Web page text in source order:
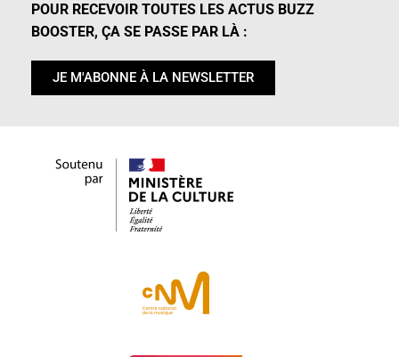
POUR RECEVOIR TOUTES LES ACTUS BUZZ
BOOSTER, ÇA SE PASSE PAR LÀ :
JE M'ABONNE À LA NEWSLETTER